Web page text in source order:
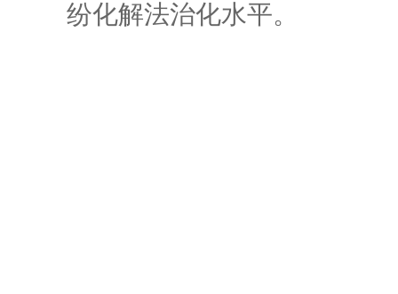
纷化解法治化水平。